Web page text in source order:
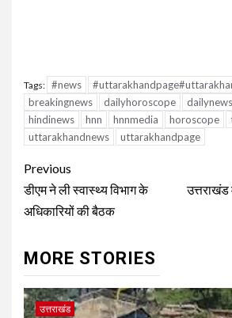
Tags: #news
breakingnews
dailyhoroscope dailynews
hindinews
hnn hnnmedia horoscope
uttarakhandnews
uttarakhandpage
Continue
Reading
Previous
डीएम ने ली स्वास्थ्य विभाग के
अधिकारियों की बैठक
उत्तराखंड
MORE STORIES
उत्तराखंड